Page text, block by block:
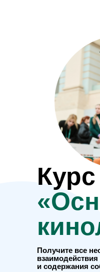
Курс
Получите все
взаимодействия
и содержания